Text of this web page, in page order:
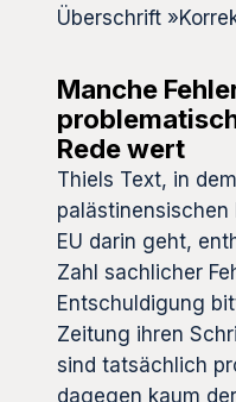
Überschrift
Manche
Rede wert
Thiels Text, in
palästinensischen
EU darin geht,
Zahl sachlicher
Entschuldigung
Zeitung ihren
sind tatsächlich
dagegen kaum